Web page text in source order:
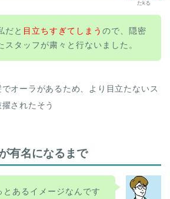
たkる
だと 目立ちすぎてしまう ので、隠密
スタッフが粛々と行ないました。
オーラがあるため、より目立たないス
されたそう
有名になるまで
あるイメージなんです